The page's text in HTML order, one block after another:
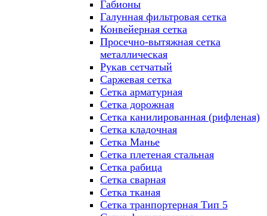
Габионы
Галунная фильтровая сетка
Конвейерная сетка
Просечно-вытяжная сетка
металлическая
Рукав сетчатый
Саржевая сетка
Сетка арматурная
Сетка дорожная
Сетка канилированная (рифленая)
Сетка кладочная
Сетка Манье
Сетка плетеная стальная
Сетка рабица
Сетка сварная
Сетка тканая
Сетка транпортерная Тип 5